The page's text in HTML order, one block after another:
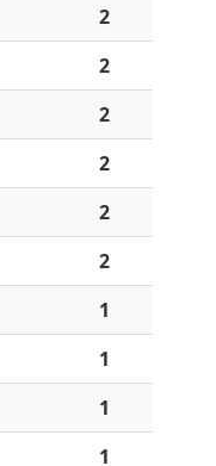
2
2
2
2
2
2
1
1
1
1